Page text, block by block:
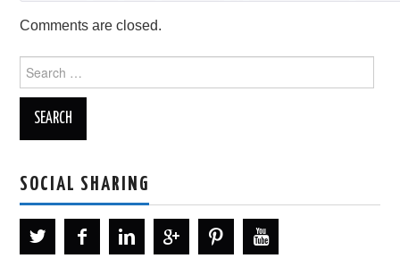
Comments are closed.
for:
SOCIAL SHARING